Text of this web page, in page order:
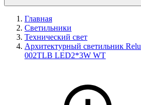
Главная
Светильники
Технический свет
Архитектурный светильник
002TLB LED2*3W WT